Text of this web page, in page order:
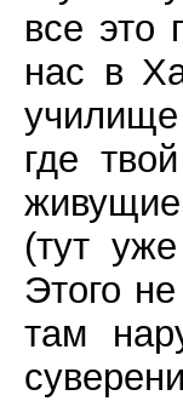
все это
нас в
где
(тут
Этого
там